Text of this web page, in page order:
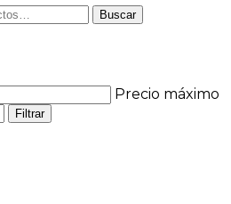
Buscar
Precio máximo
Filtrar